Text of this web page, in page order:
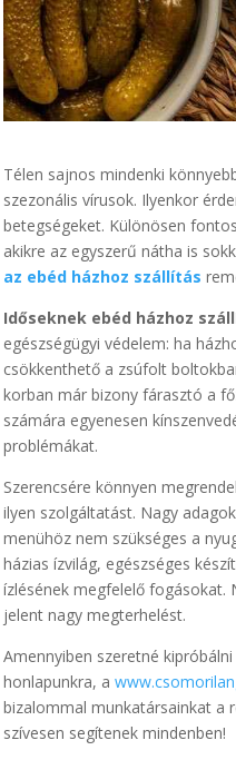
Télen sajnos mindenki
szezonális vírusok. Ilyenkor
betegségeket. Különösen
akikre az egyszerű nátha is
az ebéd házhoz szállítás
Időseknek ebéd házhoz
egészségügyi védelem: ha
csökkenthető a zsúfolt
korban már bizony fárasztó a
számára egyenesen
problémákat.
Szerencsére könnyen
ilyen szolgáltatást. Nagy
menühöz nem szükséges a
házias ízvilág, egészséges
ízlésének megfelelő fogásokat.
jelent nagy megterhelést.
Amennyiben szeretné
honlapunkra, a
bizalommal munkatársainkat a
szívesen segítenek mindenben!